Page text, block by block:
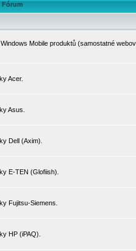
Fórum
Mobile produktů (samostatné
Acer.
Asus.
Dell (Axim).
E-TEN (Glofiish).
Fujitsu-Siemens.
HP (iPAQ).